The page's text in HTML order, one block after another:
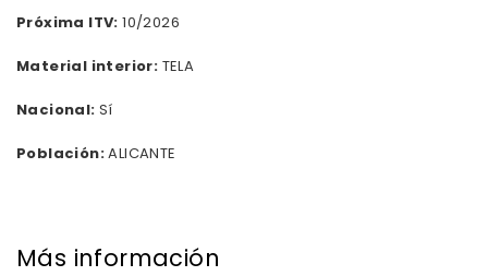
Próxima ITV: 10/2026
Material interior: TELA
Nacional: Sí
Población:ALICANTE
Más información